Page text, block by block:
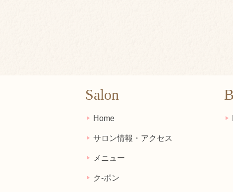
Salon
Home
サロン情報・アクセス
メニュー
ク-ポン